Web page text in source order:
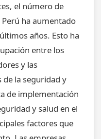
el número de
ha aumentado
años. Esto ha
entre los
y las
la seguridad y
de implementación
y salud en el
factores que